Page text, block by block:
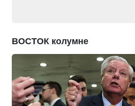
ВОСТОК колумне